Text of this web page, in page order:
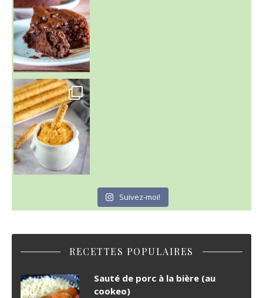
Suivez-moi!
RECETTES POPULAIRES
Sauté de porc à la bière (au
cookeo)